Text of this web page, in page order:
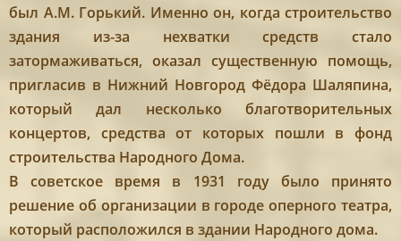
был А.М. Горький. Именно он, когда строительство
здания из-за нехватки средств стало
затормаживаться, оказал существенную помощь,
пригласив в Нижний Новгород Фёдора Шаляпина,
который дал несколько благотворительных
концертов, средства от которых пошли в фонд
строительства Народного Дома.
В советское время в 1931 году было принято
решение об организации в городе оперного театра,
который расположился в здании Народного дома.